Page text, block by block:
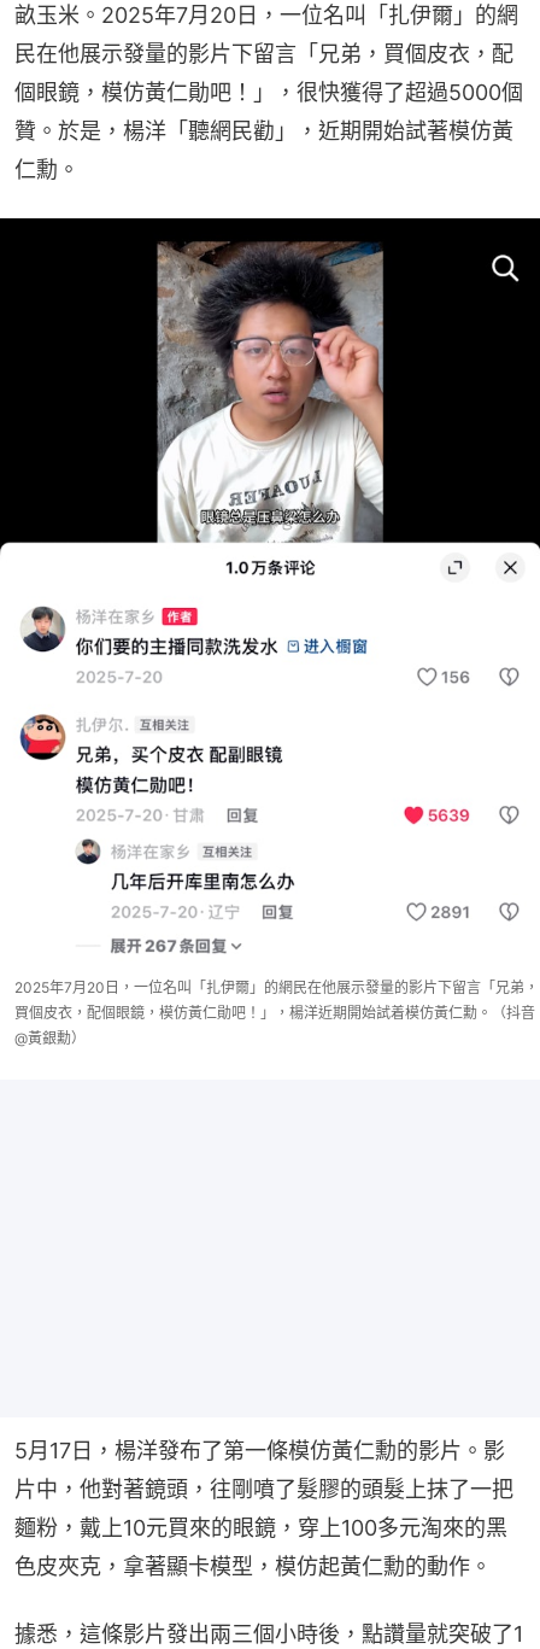
畝玉米。2025年7月20日，一位名叫「扎伊爾」的網
民在他展示發量的影片下留言「兄弟，買個皮衣，配
個眼鏡，模仿黃仁勛吧！」，很快獲得了超過5000個
贊。於是，楊洋「聽網民勸」，近期開始試著模仿黃
仁勳。
2025年7月20日，一位名叫「扎伊爾」的網民在他展示發量的影片下留言「兄弟，
買個皮衣，配個眼鏡，模仿黃仁勛吧！」，楊洋近期開始試着模仿黃仁勳。（抖音
@黃銀勳）
5月17日，楊洋發布了第一條模仿黃仁勳的影片。影
片中，他對著鏡頭，往剛噴了髮膠的頭髮上抹了一把
麵粉，戴上10元買來的眼鏡，穿上100多元淘來的黑
色皮夾克，拿著顯卡模型，模仿起黃仁勳的動作。
據悉，這條影片發出兩三個小時後，點讚量就突破了1